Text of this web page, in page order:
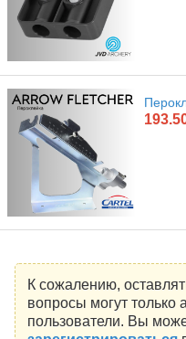
К сожалению,
вопросы могут только
пользователи. Вы